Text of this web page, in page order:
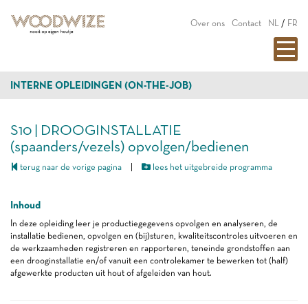
Over ons Contact NL / FR
INTERNE OPLEIDINGEN (ON-THE-JOB)
S10 | DROOGINSTALLATIE
(spaanders/vezels) opvolgen/bedienen
terug naar de vorige pagina lees het uitgebreide programma
Inhoud
In deze opleiding leer je productiegegevens opvolgen en analyseren, de
installatie bedienen, opvolgen en (bij)sturen, kwaliteitscontroles uitvoeren en
de werkzaamheden registreren en rapporteren, teneinde grondstoffen aan
een drooginstallatie en/of vanuit een controlekamer te bewerken tot (half)
afgewerkte producten uit hout of afgeleiden van hout.